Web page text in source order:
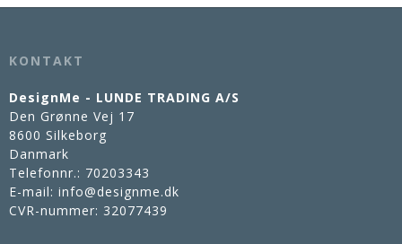
KONTAKT
DesignMe - LUNDE TRADING A/S
Den Grønne Vej 17
8600 Silkeborg
Danmark
Telefonnr.: 70203343
E-mail: info@designme.dk
CVR-nummer: 32077439